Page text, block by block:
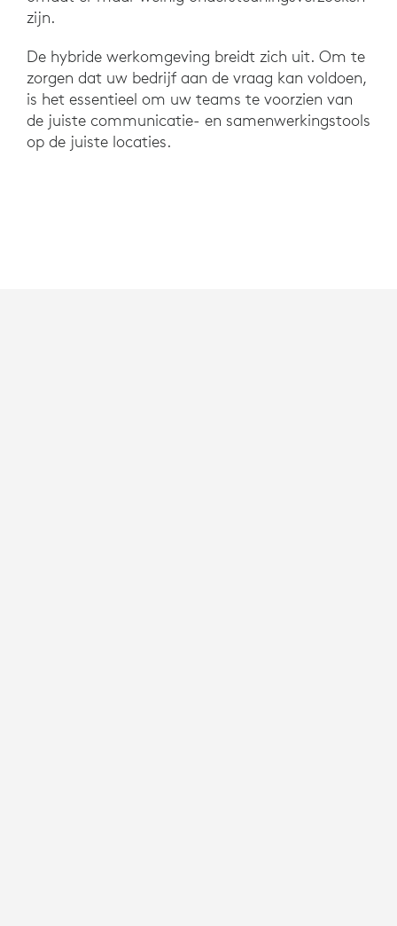
zijn.
De hybride werkomgeving breidt zich uit. Om te
zorgen dat uw bedrijf aan de vraag kan voldoen,
is het essentieel om uw teams te voorzien van
de juiste communicatie- en samenwerkingstools
op de juiste locaties.